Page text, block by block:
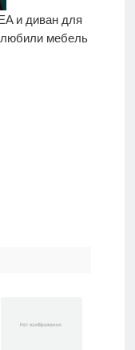
и диван для
мебель